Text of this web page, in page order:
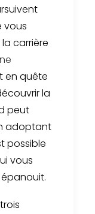
vous
carrière
en quête
la
peut
adoptant
possible
vous